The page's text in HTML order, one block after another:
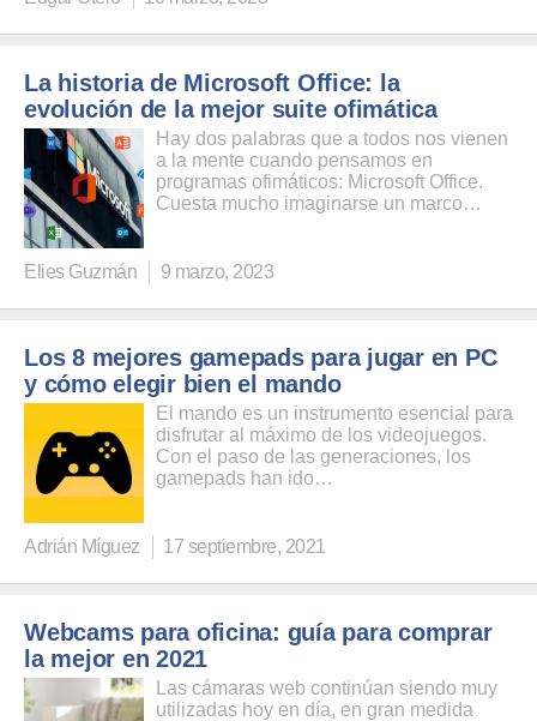
La historia de Microsoft Office: la
evolución de la mejor suite ofimática
Hay dos palabras que a todos nos vienen
a la mente cuando pensamos en
programas ofimáticos: Microsoft Office.
Cuesta mucho imaginarse un marco…
Elies Guzmán 9 marzo, 2023
Los 8 mejores gamepads para jugar en PC
y cómo elegir bien el mando
El mando es un instrumento esencial para
disfrutar al máximo de los videojuegos.
Con el paso de las generaciones, los
gamepads han ido…
Adrián Míguez 17 septiembre, 2021
Webcams para oficina: guía para comprar
la mejor en 2021
Las cámaras web continúan siendo muy
utilizadas hoy en día, en gran medida